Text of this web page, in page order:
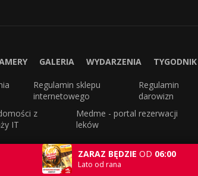
ZARAZ BĘDZIE OD 06:00
Lato od rana
GALERIA WYDARZENIA TYGODNIK
Regulamin sklepu
internetowego
Regulamin
darowizn
z
IT
Medme - portal rezerwacji
leków